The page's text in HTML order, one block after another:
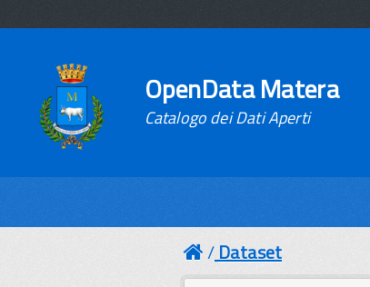
OpenData Matera
Catalogo dei Dati Aperti
Dataset